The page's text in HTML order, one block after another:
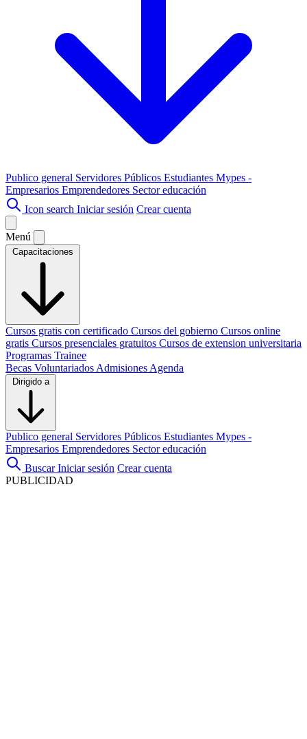
Publico general Servidores Públicos Estudiantes Mypes -
Empresarios Emprendedores Sector educación
Icon search Iniciar sesión Crear cuenta
Menú
Capacitaciones
Cursos gratis con certificado Cursos del gobierno Cursos online
gratis Cursos presenciales gratuitos Cursos de extension universitaria
Programas Trainee
Becas Voluntariados Admisiones Agenda
Dirigido a
Publico general Servidores Públicos Estudiantes Mypes -
Empresarios Emprendedores Sector educación
Buscar Iniciar sesión Crear cuenta
PUBLICIDAD